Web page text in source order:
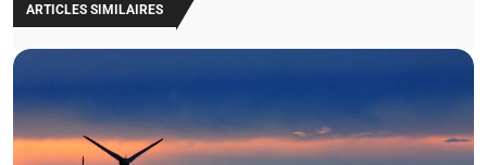
ARTICLES SIMILAIRES